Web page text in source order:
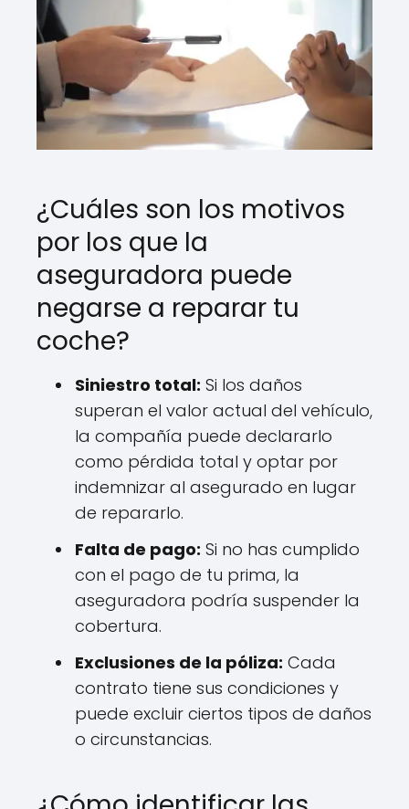
¿Cuáles son los motivos
por los que la
aseguradora puede
negarse a reparar tu
coche?
Siniestro total: Si los daños
superan el valor actual del vehículo,
la compañía puede declararlo
como pérdida total y optar por
indemnizar al asegurado en lugar
de repararlo.
Falta de pago: Si no has cumplido
con el pago de tu prima, la
aseguradora podría suspender la
cobertura.
Exclusiones de la póliza: Cada
contrato tiene sus condiciones y
puede excluir ciertos tipos de daños
o circunstancias.